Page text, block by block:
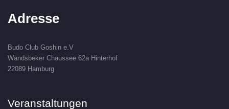
Adresse
Budo Club Goshin e.V
Wandsbeker Chaussee 62a Hinterhof
22089 Hamburg
Veranstaltungen